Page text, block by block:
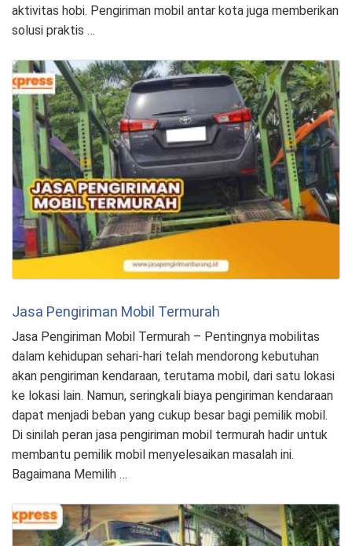
aktivitas hobi. Pengiriman mobil antar kota juga memberikan
solusi praktis …
Jasa Pengiriman Mobil Termurah
Jasa Pengiriman Mobil Termurah – Pentingnya mobilitas
dalam kehidupan sehari-hari telah mendorong kebutuhan
akan pengiriman kendaraan, terutama mobil, dari satu lokasi
ke lokasi lain. Namun, seringkali biaya pengiriman kendaraan
dapat menjadi beban yang cukup besar bagi pemilik mobil.
Di sinilah peran jasa pengiriman mobil termurah hadir untuk
membantu pemilik mobil menyelesaikan masalah ini.
Bagaimana Memilih …